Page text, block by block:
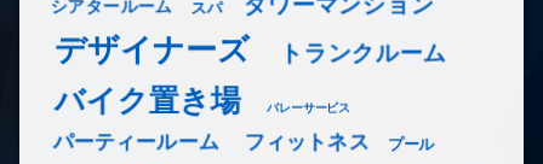
シアタールーム スパ
デザイナーズ トランクルーム
バイク置き場 バレーサービス
パーティールーム フィットネス プール